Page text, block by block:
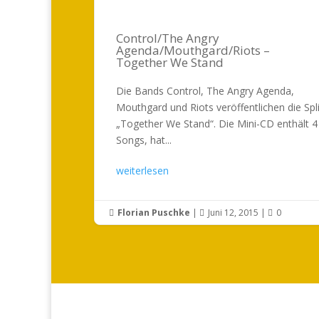
Control/The Angry
Agenda/Mouthgard/Riots –
Together We Stand
Die Bands Control, The Angry Agenda,
Mouthgard und Riots veröffentlichen die
„Together We Stand“. Die Mini-CD enthält 4
Songs, hat...
weiterlesen
 Florian Puschke |  Juni 12, 2015 |  0